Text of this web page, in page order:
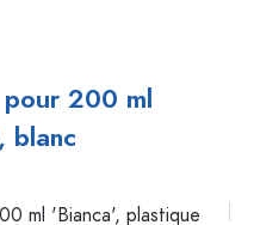
200 ml
blanc